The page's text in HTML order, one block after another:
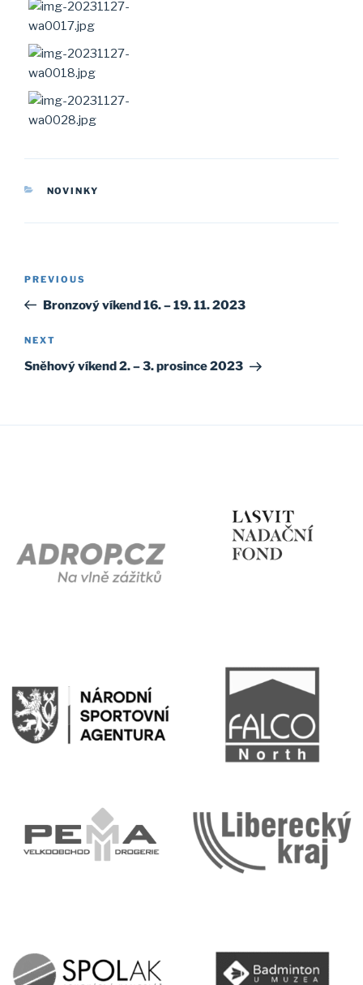
CATEGORIES
NOVINKY
Previous
Post
PREVIOUS
Bronzový víkend 16. – 19. 11. 2023
Next
Post
NEXT
Sněhový víkend 2. – 3. prosince 2023